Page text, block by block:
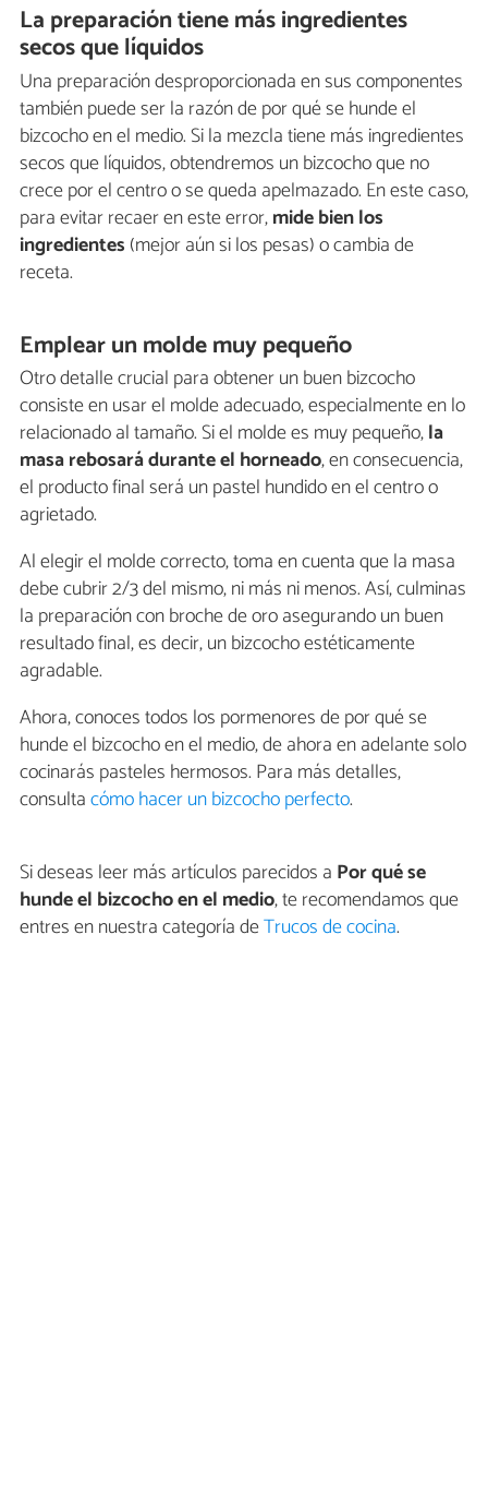
La preparación tiene más ingredientes
secos que líquidos
Una preparación desproporcionada en sus componentes
también puede ser la razón de por qué se hunde el
bizcocho en el medio. Si la mezcla tiene más ingredientes
secos que líquidos, obtendremos un bizcocho que no
crece por el centro o se queda apelmazado. En este caso,
para evitar recaer en este error,mide bien los
ingredientes (mejor aún si los pesas) o cambia de
receta.
Emplear un molde muy pequeño
Otro detalle crucial para obtener un buen bizcocho
consiste en usar el molde adecuado, especialmente en lo
relacionado al tamaño. Si el molde es muy pequeño,la
masa rebosará durante el horneado, en consecuencia,
el producto final será un pastel hundido en el centro o
agrietado.
Al elegir el molde correcto, toma en cuenta que la masa
debe cubrir 2/3 del mismo, ni más ni menos. Así, culminas
la preparación con broche de oro asegurando un buen
resultado final, es decir, un bizcocho estéticamente
agradable.
Ahora, conoces todos los pormenores de por qué se
hunde el bizcocho en el medio, de ahora en adelante solo
cocinarás pasteles hermosos. Para más detalles,
consultacómo hacer un bizcocho perfecto.
Si deseas leer más artículos parecidos a Por qué se
hunde el bizcocho en el medio, te recomendamos que
entres en nuestra categoría deTrucos de cocina.